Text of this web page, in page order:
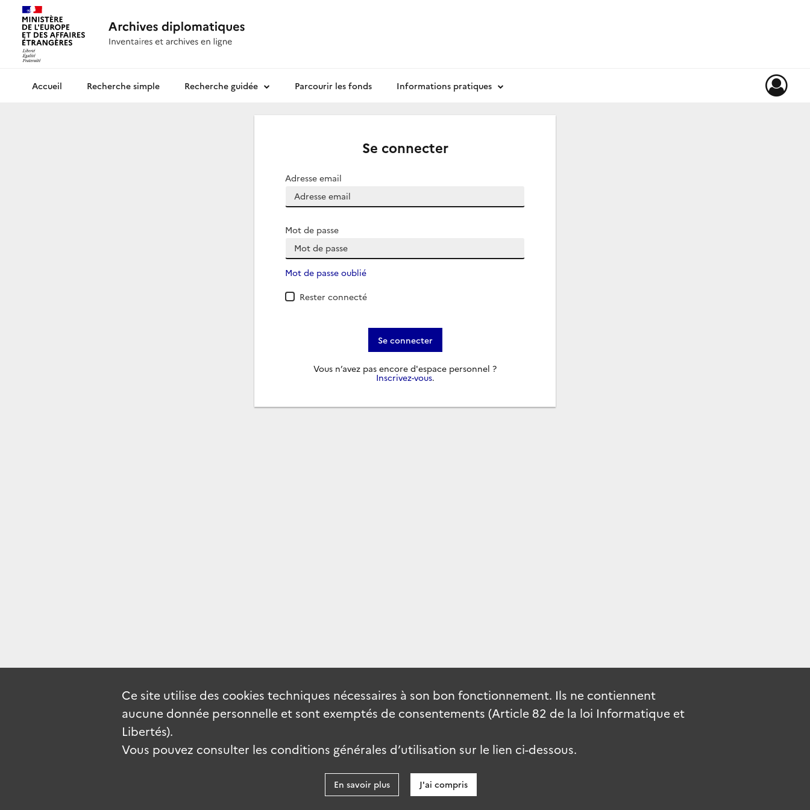
Archives diplomatiquesRecherche simple Recherche guidée Parcourir les fonds Informations pratiques
Se connecter
Adresse email
Mot de passe
Mot de passe oublié
Rester connecté
Se connecter
Vous n’avez pas encore d'espace personnel ?
Inscrivez-vous.
Ce site utilise des cookies techniques nécessaires à son bon fonctionnement. Ils ne contiennent
aucune donnée personnelle et sont exemptés de consentements (Article 82 de la loi Informatique et
Libertés).
Vous pouvez consulter les conditions générales d’utilisation sur le lien ci-dessous.
En savoir plus J'ai compris